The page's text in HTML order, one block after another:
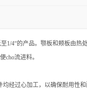
1/4“的产品。 颚板和颊板由热
cho流进料。
经过心加工，以确保耐用性